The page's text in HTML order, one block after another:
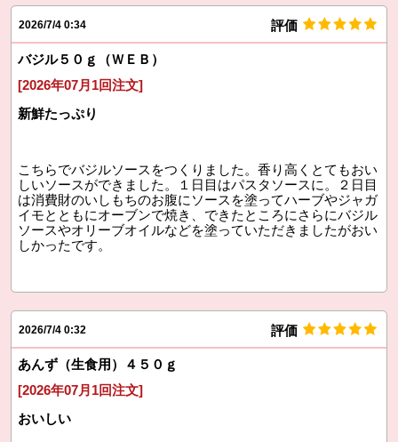
2026/7/4 0:34 評価
バジル５０ｇ（ＷＥＢ）
[2026年07月1回注文]
新鮮たっぷり
こちらでバジルソースをつくりました。香り高くとてもおい
しいソースができました。１日目はパスタソースに。２日目
は消費財のいしもちのお腹にソースを塗ってハーブやジャガ
イモとともにオーブンで焼き、できたところにさらにバジル
ソースやオリーブオイルなどを塗っていただきましたがおい
しかったです。
2026/7/4 0:32 評価
あんず（生食用）４５０ｇ
[2026年07月1回注文]
おいしい